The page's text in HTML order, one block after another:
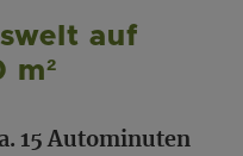
auf
m²
15 Autominuten